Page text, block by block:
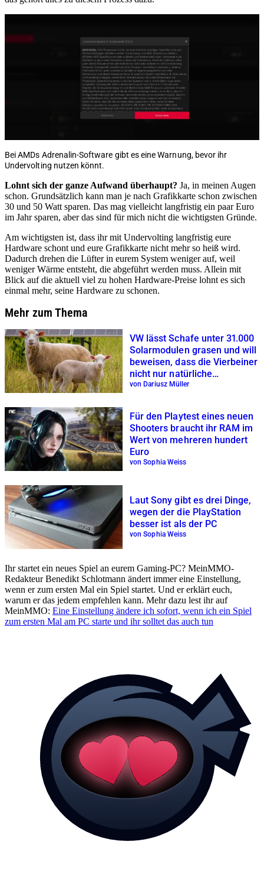
Bei AMDs Adrenalin-Software gibt es eine Warnung, bevor ihr
Undervolting nutzen könnt.
Lohnt sich der ganze Aufwand überhaupt? Ja, in meinen Augen
schon. Grundsätzlich kann man je nach Grafikkarte schon zwischen
30 und 50 Watt sparen. Das mag vielleicht langfristig ein paar Euro
im Jahr sparen, aber das sind für mich nicht die wichtigsten Gründe.
Am wichtigsten ist, dass ihr mit Undervolting langfristig eure
Hardware schont und eure Grafikkarte nicht mehr so heiß wird.
Dadurch drehen die Lüfter in eurem System weniger auf, weil
weniger Wärme entsteht, die abgeführt werden muss. Allein mit
Blick auf die aktuell viel zu hohen Hardware-Preise lohnt es sich
einmal mehr, seine Hardware zu schonen.
Mehr zum Thema
VW lässt Schafe unter 31.000
Solarmodulen grasen und will
beweisen, dass die Vierbeiner
nicht nur natürliche
Rasenmäher sind
von Dariusz Müller
Für den Playtest eines neuen
Shooters braucht ihr RAM im
Wert von mehreren hundert
Euro
von Sophia Weiss
Laut Sony gibt es drei Dinge,
wegen der die PlayStation
besser ist als der PC
von Sophia Weiss
Ihr startet ein neues Spiel an eurem Gaming-PC? MeinMMO-
Redakteur Benedikt Schlotmann ändert immer eine Einstellung,
wenn er zum ersten Mal ein Spiel startet. Und er erklärt euch,
warum er das jedem empfehlen kann. Mehr dazu lest ihr auf
MeinMMO: Eine Einstellung ändere ich sofort, wenn ich ein Spiel
zum ersten Mal am PC starte und ihr solltet das auch tun